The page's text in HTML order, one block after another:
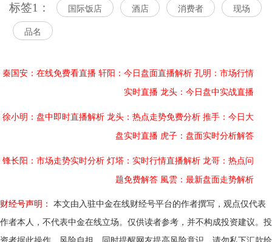
标签1： 国际饭店 酒店 消费者 现场
品名
秦国安：在线免费看直播 轩阳：今日盘面直播解析 孔明：市场行情
实时直播 龙头：今日盘中实战直播
徐小明：盘中即时直播解析 龙头：热点走势免费分析 推手：今日大
盘实时直播 虎子：盘面实时分析解答
锋长阳：市场走势实时分析 灯塔：实时行情直播解析 龙哥：热点问
题免费解答 風雲：最新盘面走势解析
财经号声明：
本文由入驻中金在线财经号平台的作者撰写，观点仅代表
作者本人，不代表中金在线立场。仅供读者参考，并不构成投资建议。投